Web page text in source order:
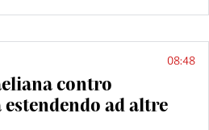
08:48
contro
ad altre